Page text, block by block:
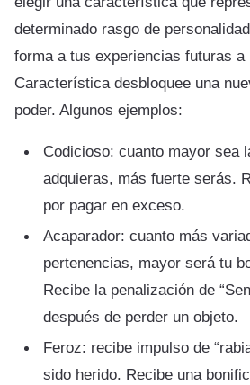
determinado rasgo de
forma a tus experiencias futuras a
Característica desbloquee una
poder. Algunos ejemplos:
Codicioso: cuanto mayor sea
adquieras, más fuerte serás.
por pagar en exceso.
Acaparador: cuanto más
pertenencias, mayor será tu
Recibe la penalización de
después de perder un objeto.
Feroz: recibe impulso de
sido herido. Recibe una